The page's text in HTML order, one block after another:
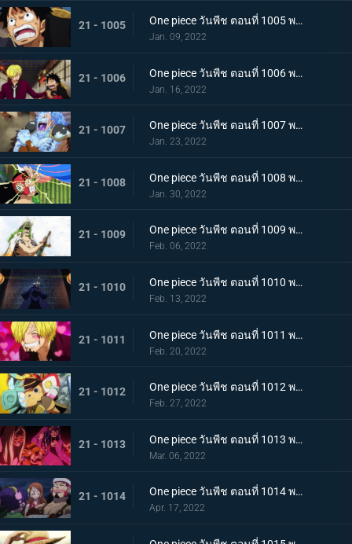
21 - 1005 One piece วันพีช ตอนที่ 1005 พากย์ไทย อานุภาพของอสูรน้ำแข็ง กระสุนภัยโรคระบาดแบบใหม่
Jan. 09, 2022
21 - 1006 One piece วันพีช ตอนที่ 1006 พากย์ไทย อภัยให้ไม่ได้! การตัดสินใจของช็อปเปอร์
Jan. 16, 2022
21 - 1007 One piece วันพีช ตอนที่ 1007 พากย์ไทย การไล่ล่าของโซโล! อสูรน้ำแข็ง in เกมไล่จับ
Jan. 23, 2022
21 - 1008 One piece วันพีช ตอนที่ 1008 พากย์ไทย นามิยอมจำนน ท่าเฮดบลัดของอุลติ
Jan. 30, 2022
21 - 1009 One piece วันพีช ตอนที่ 1009 พากย์ไทย ซาซากิรุกหนัก หน่วยรบหุ้มเกราะปะทะยามาโตะ
Feb. 06, 2022
21 - 1010 One piece วันพีช ตอนที่ 1010 พากย์ไทย ทลายอสูรน้ำแข็ง แผนเพลิงของช็อปเปอร์!
Feb. 13, 2022
21 - 1011 One piece วันพีช ตอนที่ 1011 พากย์ไทย ดีก็แย่แล้ว! แมงมุมล่อลวงซันจิ
Feb. 20, 2022
21 - 1012 One piece วันพีช ตอนที่ 1012 พากย์ไทย เดินหมากผิดเกม! เพลิงของนกอมตะมัลโก้
Feb. 27, 2022
21 - 1013 One piece วันพีช ตอนที่ 1013 พากย์ไทย อดีตของยาโมโตะ ชายผู้หมายหัว 4 จักรพรรดิ
Mar. 06, 2022
21 - 1014 One piece วันพีช ตอนที่ 1014 พากย์ไทย น้ำตาของมัลโก้! สายสัมพันธ์ของกลุ่มโจรสลัดหนวดขาว
Apr. 17, 2022